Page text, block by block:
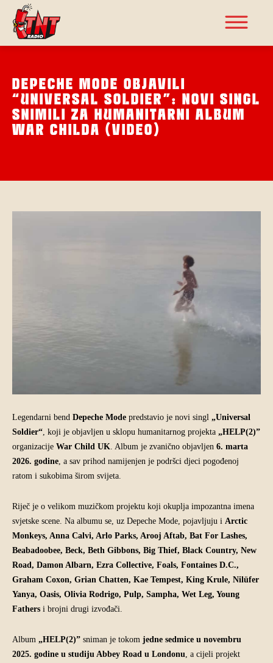
DEPECHE MODE OBJAVILI
“UNIVERSAL SOLDIER”: NOVI SINGL
SNIMILI ZA HUMANITARNI ALBUM
WAR CHILDA (VIDEO)
Legendarni bend Depeche Mode predstavio je novi singl „Universal
Soldier“ , koji je objavljen u sklopu humanitarnog projekta „HELP(2)”
organizacije War Child UK . Album je zvanično objavljen 6. marta
2026. godine , a sav prihod namijenjen je podršci djeci pogođenoj
ratom i sukobima širom svijeta.
Riječ je o velikom muzičkom projektu koji okuplja impozantna imena
svjetske scene. Na albumu se, uz Depeche Mode, pojavljuju i Arctic
Monkeys, Anna Calvi, Arlo Parks, Arooj Aftab, Bat For Lashes,
Beabadoobee, Beck, Beth Gibbons, Big Thief, Black Country, New
Road, Damon Albarn, Ezra Collective, Foals, Fontaines D.C.,
Graham Coxon, Grian Chatten, Kae Tempest, King Krule, Nilüfer
Yanya, Oasis, Olivia Rodrigo, Pulp, Sampha, Wet Leg, Young
Fathers i brojni drugi izvođači.
Album „HELP(2)” sniman je tokom jedne sedmice u novembru
2025. godine u studiju Abbey Road u Londonu , a cijeli projekt